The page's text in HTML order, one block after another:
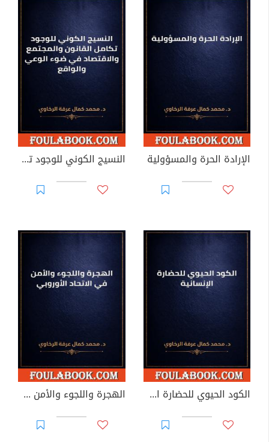
الإرادة الحرة والمسؤولية النسيج الكوني للوجود تكامل القانون والمجتمع والاقتصاد في ضوء الوعي والواقع
الكود الحيوي للحضارة الإنسانية الهجرة واللجوء والأمن في الاتحاد الأوروبي